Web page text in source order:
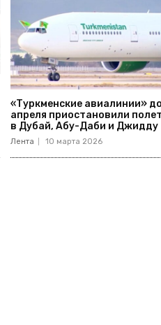
«Туркменские авиалинии»
апреля приостановили
в Дубай, Абу-Даби и Джидду
Лента 10 марта 2026